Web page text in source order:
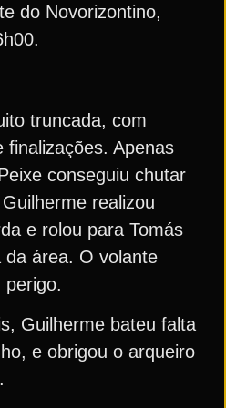
do Novorizontino,
truncada, com
finalizações. Apenas
conseguiu chutar
realizou
e rolou para Tomás
da área. O volante
perigo.
Guilherme bateu falta
e obrigou o arqueiro